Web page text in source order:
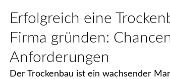
Erfolgreich eine
Firma gründen:
Anforderungen
Der Trockenbau ist ein wachsender